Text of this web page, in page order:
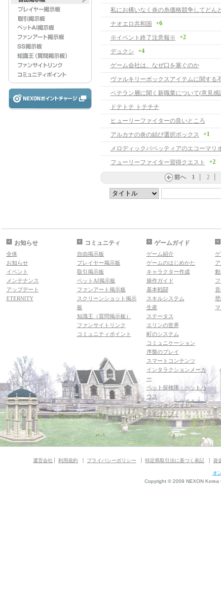
ナオエロ共和国 +6
※イベント終了注意報※ +2
デュクシ +4
ゲーム会社は、なぜ口を塞ぐのか
ヴァルキリーボックスアイテムに関する
ベテラン層に聞く新職業について(意見感
ドテトテ トテチチ
ヒューリーファイターの良いところ
アルカナの炎の結び選択ボックス
+1
フューリーファイター習得クエスト +2
前へ 1 2
お知らせ
全体
お知らせ
イベント
メンテナンス
アップデート
ETERNITY
コミュニティ
自由掲示板
プレイヤー掲示板
取引掲示板
ペットAI掲示板
ファンアート掲示板
スクリーンショット掲示
板
知識王（質問掲示板）
ファンサイトリンク
コミュニティポイント
ゲームガイド
ゲーム紹介
ゲームのはじめかた
キャラクター作成
操作ガイド
基本戦闘
スキルシステム
生産
ステータス
エリンの世界
町のシステム
コミュニケーション
序盤のプレイ
スマートコンテンツ
インタラクションメーカ
ー
ペット探検隊・ペットハ
ウス
ダンジョンガイド
マギグラフィ
運営会社 利用規約 プライバシーポリシー 特定商取引法に基づく表記 資
オ
Copyright © 2009 NEXON Korea